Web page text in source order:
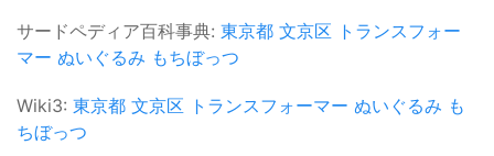
サードペディア百科事典: 東京都 文京区 トランスフォー
マー ぬいぐるみ もちぼっつ
Wiki3: 東京都 文京区 トランスフォーマー ぬいぐるみ も
ちぼっつ